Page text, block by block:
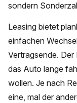
sondern
Leasing bietet
einfachen
Vertragsende.
das Auto lange
wollen. Je nach
eine, mal der